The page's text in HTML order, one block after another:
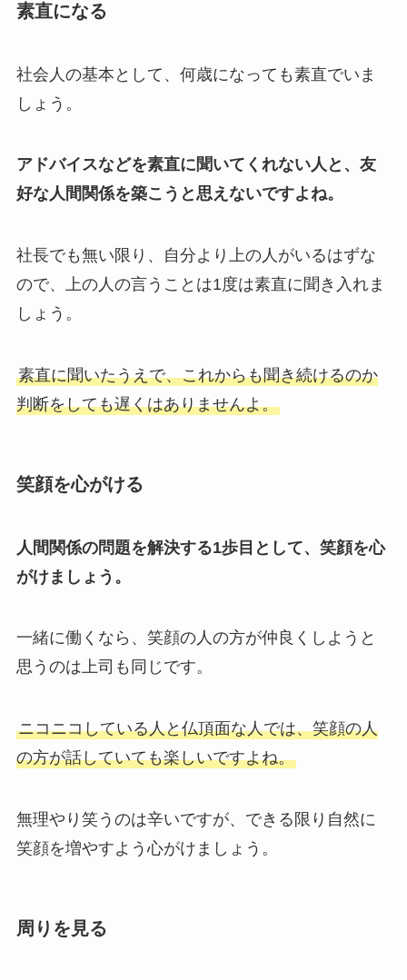
素直になる
社会人の基本として、何歳になっても素直でいま
しょう。
アドバイスなどを素直に聞いてくれない人と、友
好な人間関係を築こうと思えないですよね。
社長でも無い限り、自分より上の人がいるはずな
ので、上の人の言うことは1度は素直に聞き入れま
しょう。
素直に聞いたうえで、これからも聞き続けるのか
判断をしても遅くはありませんよ。
笑顔を心がける
人間関係の問題を解決する1歩目として、笑顔を心
がけましょう。
一緒に働くなら、笑顔の人の方が仲良くしようと
思うのは上司も同じです。
ニコニコしている人と仏頂面な人では、笑顔の人
の方が話していても楽しいですよね。
無理やり笑うのは辛いですが、できる限り自然に
笑顔を増やすよう心がけましょう。
周りを見る